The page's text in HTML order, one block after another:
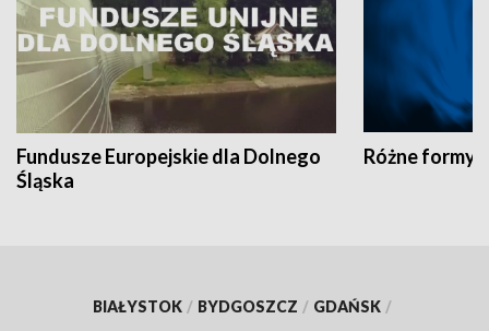
Fundusze Europejskie dla Dolnego
Śląska
Różne formy
BIAŁYSTOK / BYDGOSZCZ / GDAŃSK /